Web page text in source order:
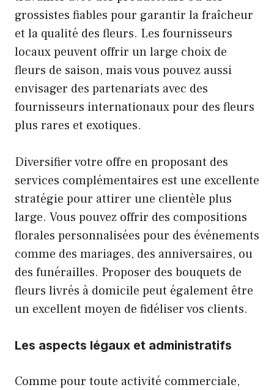
grossistes fiables pour garantir la fraîcheur
et la qualité des fleurs. Les fournisseurs
locaux peuvent offrir un large choix de
fleurs de saison, mais vous pouvez aussi
envisager des partenariats avec des
fournisseurs internationaux pour des fleurs
plus rares et exotiques.
Diversifier votre offre en proposant des
services complémentaires est une excellente
stratégie pour attirer une clientèle plus
large. Vous pouvez offrir des compositions
florales personnalisées pour des événements
comme des mariages, des anniversaires, ou
des funérailles. Proposer des bouquets de
fleurs livrés à domicile peut également être
un excellent moyen de fidéliser vos clients.
Les aspects légaux et administratifs
Comme pour toute activité commerciale,